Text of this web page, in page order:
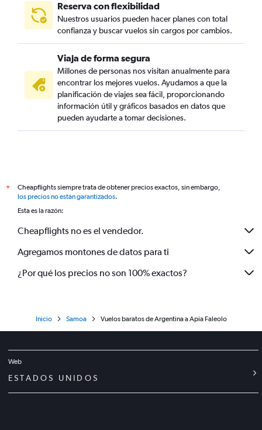
Reserva con flexibilidad
Nuestros usuarios pueden hacer planes con total
confianza y buscar vuelos sin cargos por cambios.
Viaja de forma segura
Millones de personas nos visitan anualmente para
encontrar los mejores vuelos. Ayudamos a que la
planificación de viajes sea fácil, proporcionando
información útil y gráficos basados en datos que
pueden ayudarte a tomar decisiones.
*
Cheapflights siempre trata de obtener precios exactos, sin embargo,
los precios no están garantizados.
Esta es la razón:
Cheapflights no es el vendedor.
Agregamos montones de datos para ti
¿Por qué los precios no son 100% exactos?
Inicio Samoa Vuelos baratos de Argentina a Apia Faleolo
Web
ESTADOS UNIDOS